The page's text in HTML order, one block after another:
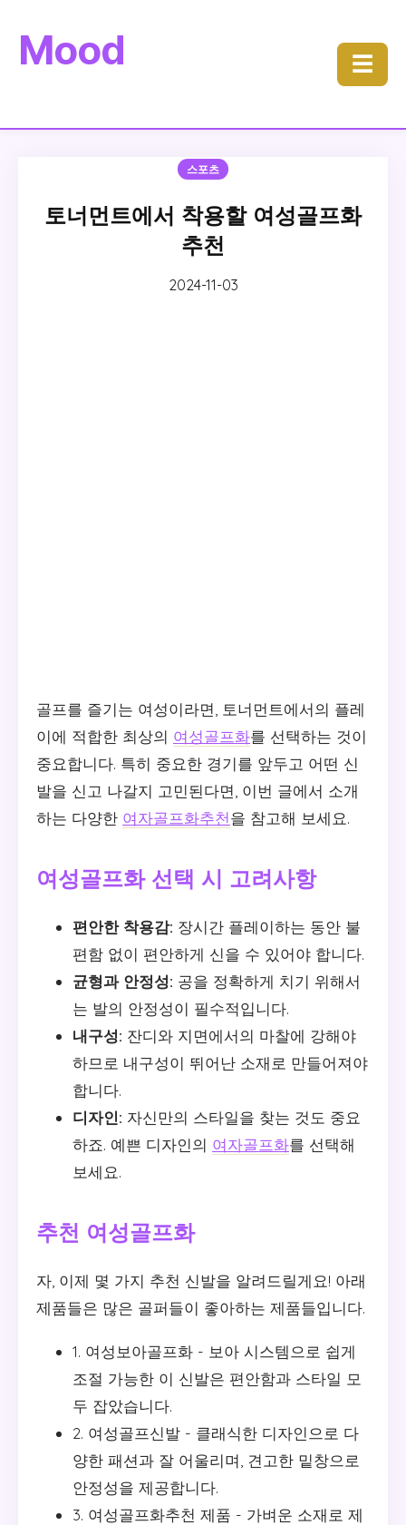
Mood ☰
스포츠
토너먼트에서 착용할 여성골프화
추천
2024-11-03
골프를 즐기는 여성이라면, 토너먼트에서의 플레
이에 적합한 최상의 여성골프화를 선택하는 것이
중요합니다. 특히 중요한 경기를 앞두고 어떤 신
발을 신고 나갈지 고민된다면, 이번 글에서 소개
하는 다양한 여자골프화추천을 참고해 보세요.
여성골프화 선택 시 고려사항
편안한 착용감: 장시간 플레이하는 동안 불
편함 없이 편안하게 신을 수 있어야 합니다.
균형과 안정성: 공을 정확하게 치기 위해서
는 발의 안정성이 필수적입니다.
내구성: 잔디와 지면에서의 마찰에 강해야
하므로 내구성이 뛰어난 소재로 만들어져야
합니다.
디자인: 자신만의 스타일을 찾는 것도 중요
하죠. 예쁜 디자인의 여자골프화를 선택해
보세요.
추천 여성골프화
자, 이제 몇 가지 추천 신발을 알려드릴게요! 아래
제품들은 많은 골퍼들이 좋아하는 제품들입니다.
1. 여성보아골프화 - 보아 시스템으로 쉽게
조절 가능한 이 신발은 편안함과 스타일 모
두 잡았습니다.
2. 여성골프신발 - 클래식한 디자인으로 다
양한 패션과 잘 어울리며, 견고한 밑창으로
안정성을 제공합니다.
3. 여성골프화추천 제품 - 가벼운 소재로 제